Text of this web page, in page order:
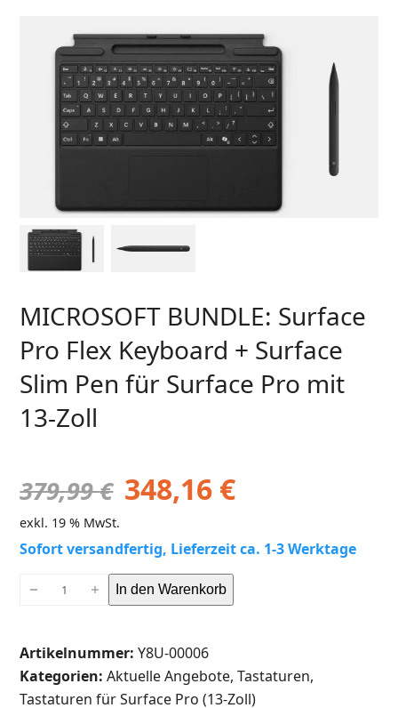
MICROSOFT BUNDLE: Surface
Pro Flex Keyboard + Surface
Slim Pen für Surface Pro mit
13-Zoll
379,99€ 348,16 €
exkl. 19 % MwSt.
Sofort versandfertig, Lieferzeit ca. 1-3 Werktage
MICROSOFT
Pro
Flex
Keyboard
In den Warenkorb
Artikelnummer: Y8U-00006
Kategorien: Aktuelle Angebote,Tastaturen,
Tastaturen für Surface Pro (13-Zoll)